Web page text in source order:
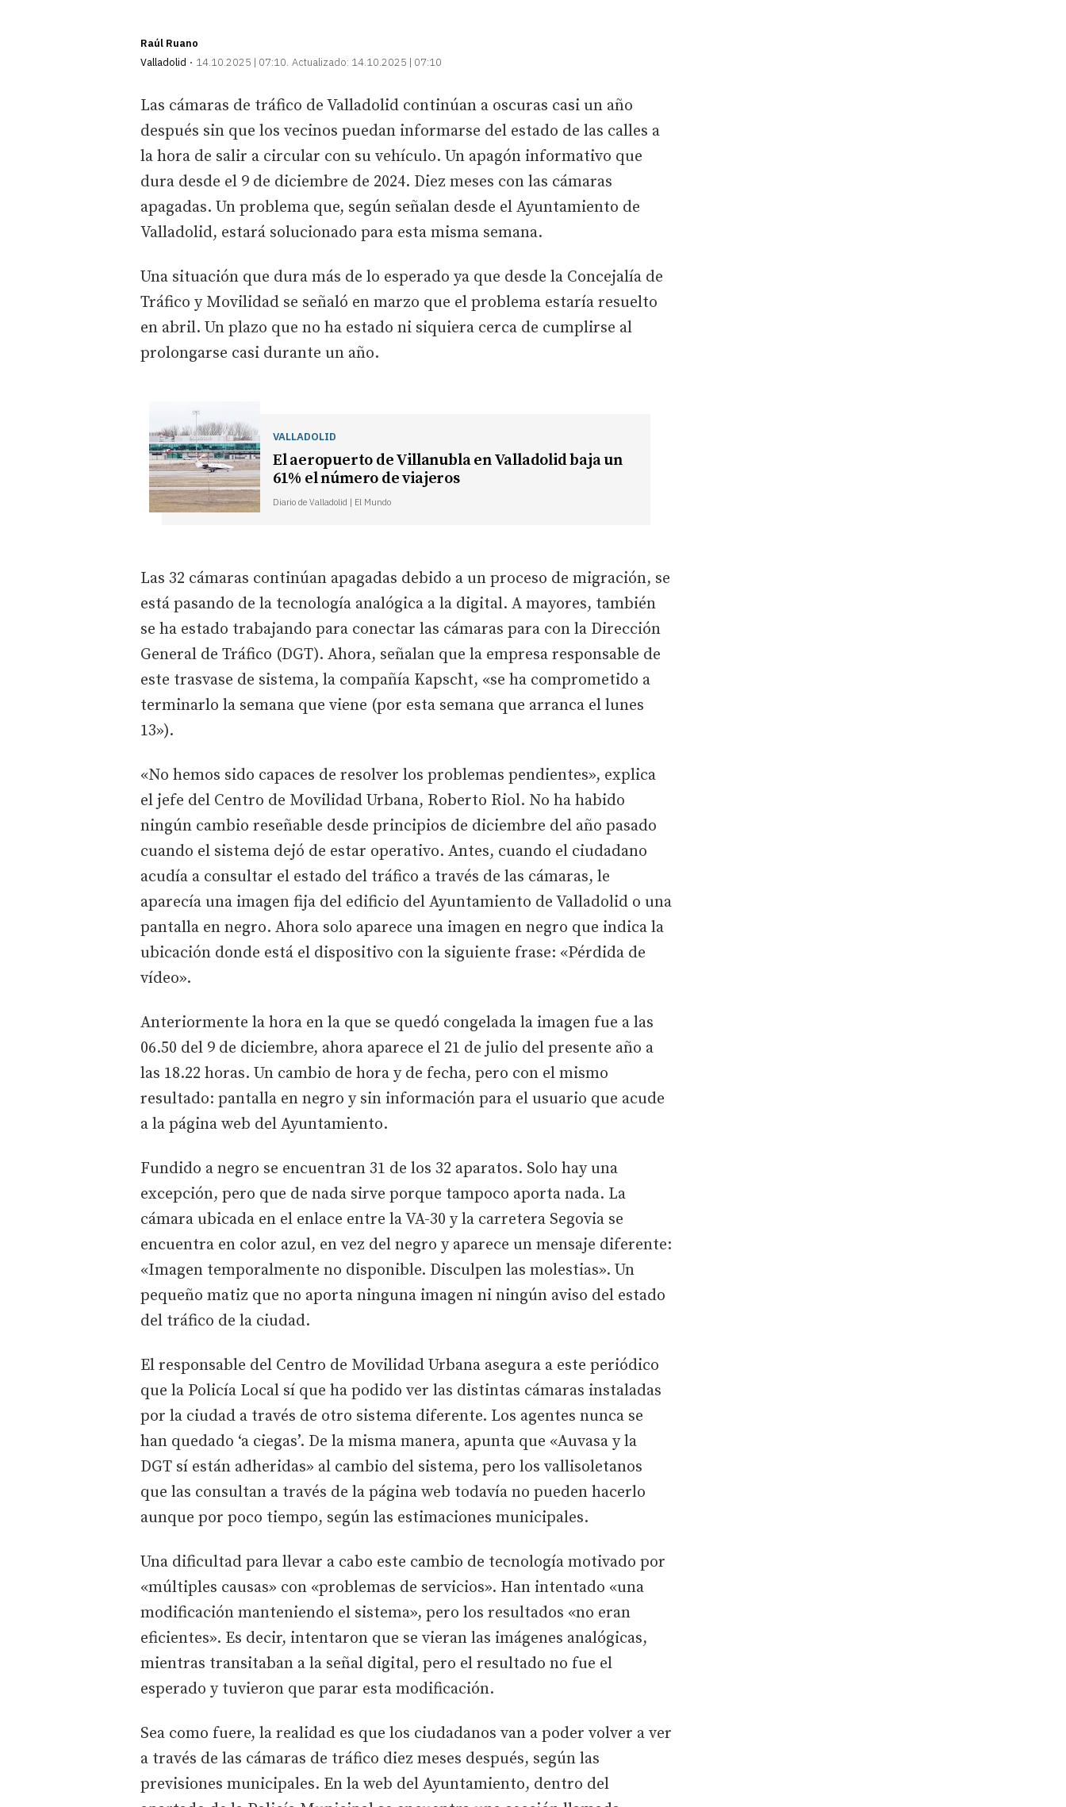
Raúl Ruano
Valladolid
14.10.2025 | 07:10 Actualizado: 14.10.2025 | 07:10
Las cámaras de tráfico de Valladolid continúan a oscuras casi un año
después sin que los vecinos puedan informarse del estado de las calles a
la hora de salir a circular con su vehículo. Un apagón informativo que
dura desde el 9 de diciembre de 2024. Diez meses con las cámaras
apagadas. Un problema que, según señalan desde el Ayuntamiento de
Valladolid, estará solucionado para esta misma semana.
Una situación que dura más de lo esperado ya que desde la Concejalía de
Tráfico y Movilidad se señaló en marzo que el problema estaría resuelto
en abril. Un plazo que no ha estado ni siquiera cerca de cumplirse al
prolongarse casi durante un año.
VALLADOLID
El aeropuerto de Villanubla en Valladolid baja un
61% el número de viajeros
Diario de Valladolid | El Mundo
Las 32 cámaras continúan apagadas debido a un proceso de migración, se
está pasando de la tecnología analógica a la digital. A mayores, también
se ha estado trabajando para conectar las cámaras para con la Dirección
General de Tráfico (DGT). Ahora, señalan que la empresa responsable de
este trasvase de sistema, la compañía Kapscht, «se ha comprometido a
terminarlo la semana que viene (por esta semana que arranca el lunes
13»).
«No hemos sido capaces de resolver los problemas pendientes», explica
el jefe del Centro de Movilidad Urbana, Roberto Riol. No ha habido
ningún cambio reseñable desde principios de diciembre del año pasado
cuando el sistema dejó de estar operativo. Antes, cuando el ciudadano
acudía a consultar el estado del tráfico a través de las cámaras, le
aparecía una imagen fija del edificio del Ayuntamiento de Valladolid o una
pantalla en negro. Ahora solo aparece una imagen en negro que indica la
ubicación donde está el dispositivo con la siguiente frase: «Pérdida de
vídeo».
Anteriormente la hora en la que se quedó congelada la imagen fue a las
06.50 del 9 de diciembre, ahora aparece el 21 de julio del presente año a
las 18.22 horas. Un cambio de hora y de fecha, pero con el mismo
resultado: pantalla en negro y sin información para el usuario que acude
a la página web del Ayuntamiento.
Fundido a negro se encuentran 31 de los 32 aparatos. Solo hay una
excepción, pero que de nada sirve porque tampoco aporta nada. La
cámara ubicada en el enlace entre la VA-30 y la carretera Segovia se
encuentra en color azul, en vez del negro y aparece un mensaje diferente:
«Imagen temporalmente no disponible. Disculpen las molestias». Un
pequeño matiz que no aporta ninguna imagen ni ningún aviso del estado
del tráfico de la ciudad.
El responsable del Centro de Movilidad Urbana asegura a este periódico
que la Policía Local sí que ha podido ver las distintas cámaras instaladas
por la ciudad a través de otro sistema diferente. Los agentes nunca se
han quedado ‘a ciegas’. De la misma manera, apunta que «Auvasa y la
DGT sí están adheridas» al cambio del sistema, pero los vallisoletanos
que las consultan a través de la página web todavía no pueden hacerlo
aunque por poco tiempo, según las estimaciones municipales.
Una dificultad para llevar a cabo este cambio de tecnología motivado por
«múltiples causas» con «problemas de servicios». Han intentado «una
modificación manteniendo el sistema», pero los resultados «no eran
eficientes». Es decir, intentaron que se vieran las imágenes analógicas,
mientras transitaban a la señal digital, pero el resultado no fue el
esperado y tuvieron que parar esta modificación.
Sea como fuere, la realidad es que los ciudadanos van a poder volver a ver
a través de las cámaras de tráfico diez meses después, según las
previsiones municipales. En la web del Ayuntamiento, dentro del